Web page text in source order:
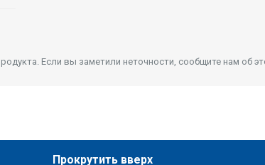
Если вы заметили неточности, сообщите нам об
Прокрутить вверх